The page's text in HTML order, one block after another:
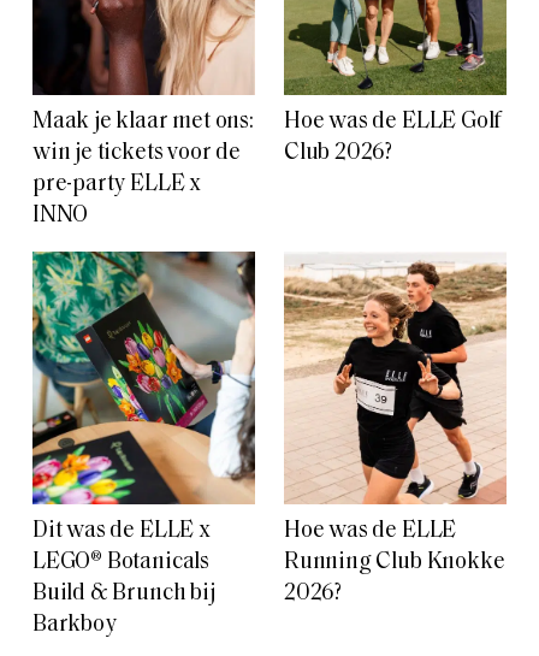
Maak je klaar met ons:
win je tickets voor de
pre-party ELLE x
INNO
Hoe was de ELLE Golf
Club 2026?
Dit was de ELLE x
LEGO® Botanicals
Build & Brunch bij
Barkboy
Hoe was de ELLE
Running Club Knokke
2026?